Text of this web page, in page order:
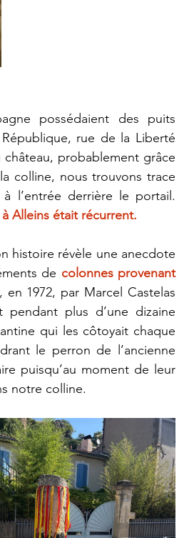
possédaient des puits
rue de la Liberté
château, probablement grâce
colline, nous trouvons trace
Alleins était récurrent.
histoire révèle une anecdote
de colonnes provenant
1972, par Marcel Castelas
pendant plus d’une dizaine
qui les côtoyait chaque
le perron de l’ancienne
puisqu’au moment de leur
notre colline.